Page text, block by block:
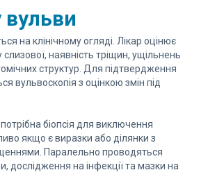
вульви
на клінічному огляді. Лікар оцінює
слизової, наявність тріщин, ущільнень
структур. Для підтвердження
вульвоскопія з оцінкою змін під
біопсія для виключення
якщо є виразки або ділянки з
Паралельно проводяться
дослідження на інфекції та мазки на